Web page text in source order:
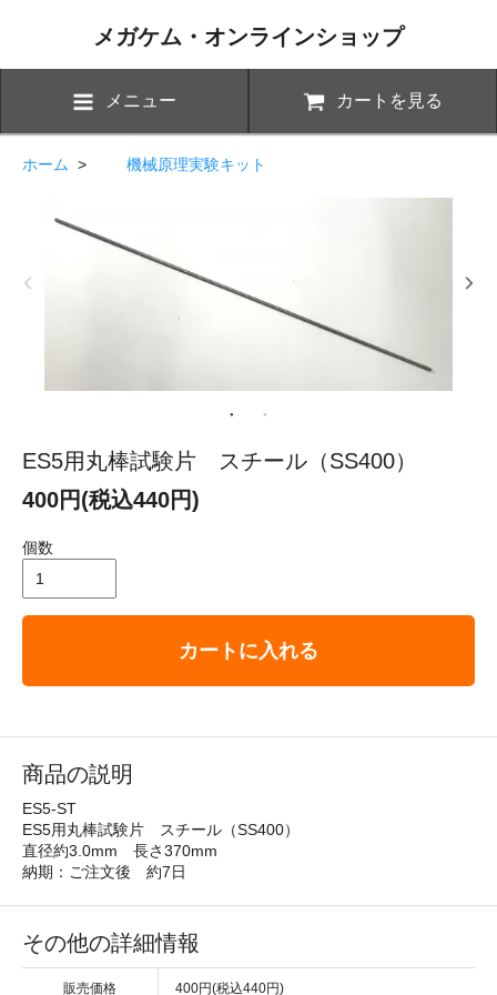
メガケム・オンラインショップ
メニュー カートを見る
ホーム > 機械原理実験キット
ES5用丸棒試験片 スチール（SS400）
400円(税込440円)
個数
カートに入れる
商品の説明
ES5-ST
ES5用丸棒試験片 スチール（SS400）
直径約3.0mm 長さ370mm
納期：ご注文後 約7日
その他の詳細情報
販売価格 400円(税込440円)